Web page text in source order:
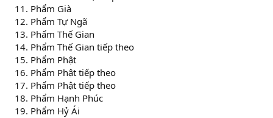
Phẩm Già
Phẩm Tự Ngã
Phẩm Thế Gian
Phẩm Thế Gian tiếp theo
Phẩm Phật
Phẩm Phật tiếp theo
Phẩm Phật tiếp theo
Phẩm Hạnh Phúc
Phẩm Hỷ Ái